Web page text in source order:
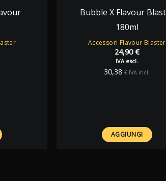
Accessori Flavour Blaster
Bubble X Flavour
180ml
24,90€
IVA escl.
30,38€ IVA incl.
AGGIUNGI